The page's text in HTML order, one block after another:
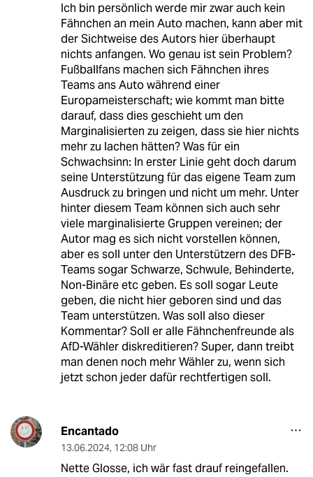
Ich bin persönlich werde mir zwar auch kein
Fähnchen an mein Auto machen, kann aber mit
der Sichtweise des Autors hier überhaupt
nichts anfangen. Wo genau ist sein Problem?
Fußballfans machen sich Fähnchen ihres
Teams ans Auto während einer
Europameisterschaft; wie kommt man bitte
darauf, dass dies geschieht um den
Marginalisierten zu zeigen, dass sie hier nichts
mehr zu lachen hätten? Was für ein
Schwachsinn: In erster Linie geht doch darum
seine Unterstützung für das eigene Team zum
Ausdruck zu bringen und nicht um mehr. Unter
hinter diesem Team können sich auch sehr
viele marginalisierte Gruppen vereinen; der
Autor mag es sich nicht vorstellen können,
aber es soll unter den Unterstützern des DFB-
Teams sogar Schwarze, Schwule, Behinderte,
Non-Binäre etc geben. Es soll sogar Leute
geben, die nicht hier geboren sind und das
Team unterstützen. Was soll also dieser
Kommentar? Soll er alle Fähnchenfreunde als
AfD-Wähler diskreditieren? Super, dann treibt
man denen noch mehr Wähler zu, wenn sich
jetzt schon jeder dafür rechtfertigen soll.
Encantado
13.06.2024, 12:08 Uhr
Nette Glosse, ich wär fast drauf reingefallen.